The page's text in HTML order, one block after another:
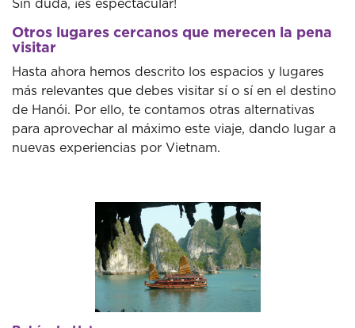
Sin duda, ¡es espectacular!
Otros lugares cercanos que merecen la pena
visitar
Hasta ahora hemos descrito los espacios y lugares
más relevantes que debes visitar sí o sí en el destino
de Hanói. Por ello, te contamos otras alternativas
para aprovechar al máximo este viaje, dando lugar a
nuevas experiencias por Vietnam.